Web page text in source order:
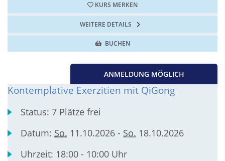
KURS MERKEN
WEITERE DETAILS
BUCHEN
ANMELDUNG MÖGLICH
Kontemplative Exerzitien mit QiGong
Status:7 Plätze frei
Datum: So. 11.10.2026 - So. 18.10.2026
Uhrzeit: 18:00 - 10:00 Uhr